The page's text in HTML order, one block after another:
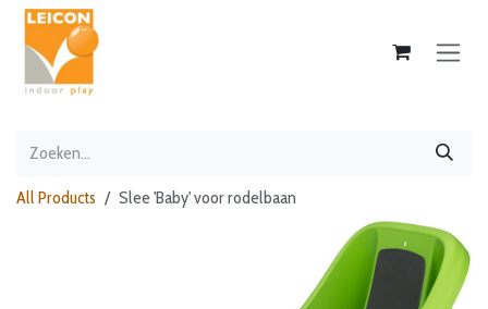
Overslaan naar inhoud
All Products Slee 'Baby' voor rodelbaan